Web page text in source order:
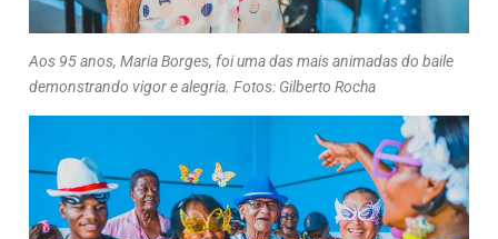
Aos 95 anos, Maria Borges, foi uma das mais animadas do baile
demonstrando vigor e alegria. Fotos: Gilberto Rocha